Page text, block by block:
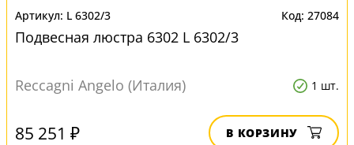
L 6302/3 27084
Подвесная люстра 6302 L 6302/3
Reccagni Angelo (Италия) 1 шт.
85 251 ₽ В КОРЗИНУ